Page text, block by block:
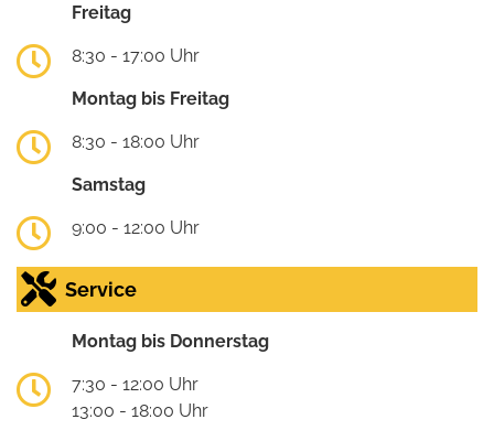
Freitag
8:30 - 17:00 Uhr
Montag bis Freitag
8:30 - 18:00 Uhr
Samstag
9:00 - 12:00 Uhr
Service
Montag bis Donnerstag
7:30 - 12:00 Uhr
13:00 - 18:00 Uhr